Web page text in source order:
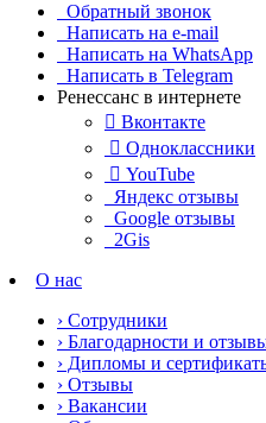
Обратный звонок
Написать на e-mail
Написать на WhatsApp
Написать в Telegram
Ренессанс в интернете
 Вконтакте
 Одноклассники
 YouTube
Яндекс отзывы
Google отзывы
2Gis
О нас
› Сотрудники
› Благодарности и
› Дипломы и
› Отзывы
› Вакансии